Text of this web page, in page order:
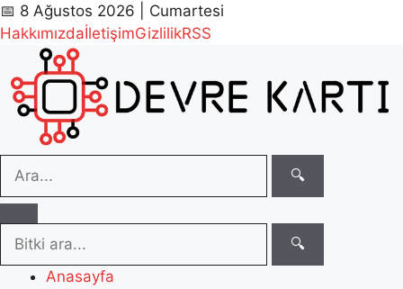
📅 8 Ağustos 2026 | Cumartesi
HakkımızdaİletişimGizlilikRSS
🔍
🔍
Anasayfa